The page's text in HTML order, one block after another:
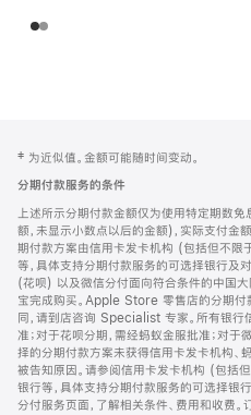
页
页
脚
注
‡ 为近似值。金额可能随时间变动。
分期付款服务的条件
上述所示分期付款金额仅为使用特定期数
额，未显示小数点以后的金额)，实际支付金
期付款方案由信用卡发卡机构 (包括但不限
等，具体支持分期付款服务的可选择银行及
(花呗) 以及微信分付面向符合条件的中国
宝完成购买。Apple Store 零售店的分期
同，请到店咨询 Specialist 专家。所有银
准；对于花呗分期，需经蚂蚁金服批准；对
择的分期付款方案未获得信用卡发卡机构、
被告知原因。请参阅信用卡发卡机构 (包括
银行等，具体支持分期付款服务的可选择银
分付服务页面，了解相关条件、费用和收费